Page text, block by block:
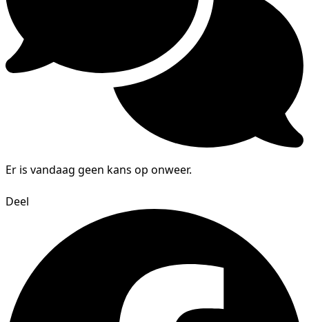
Er is vandaag geen kans op onweer.
Deel